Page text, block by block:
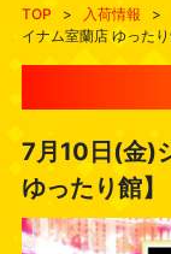
TOP > 入荷情報 >
イナム室蘭店 ゆったり
7月10日(金)
ゆったり館】